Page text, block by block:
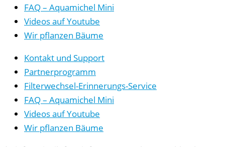
FAQ – Aquamichel Mini
Videos auf Youtube
Wir pflanzen Bäume
Kontakt und Support
Partnerprogramm
Filterwechsel-Erinnerungs-Service
FAQ – Aquamichel Mini
Videos auf Youtube
Wir pflanzen Bäume